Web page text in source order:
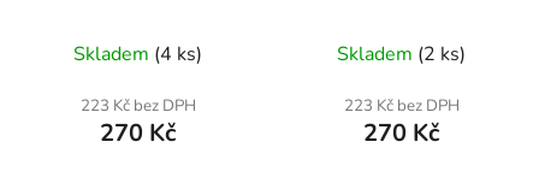
Skladem (4 ks)
223 Kč bez DPH
270 Kč
Skladem (2 ks)
223 Kč bez DPH
270 Kč